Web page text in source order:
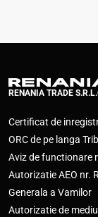
RENANIA TRADE S.R.L.
Certificat de
ORC de pe langa
Aviz de functionare
Autorizatie AEO nr.
Generala a Vamilor
Autorizatie de